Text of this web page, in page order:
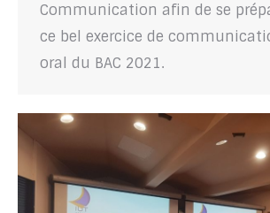
Communication afin de se
ce bel exercice de
oral du BAC 2021.